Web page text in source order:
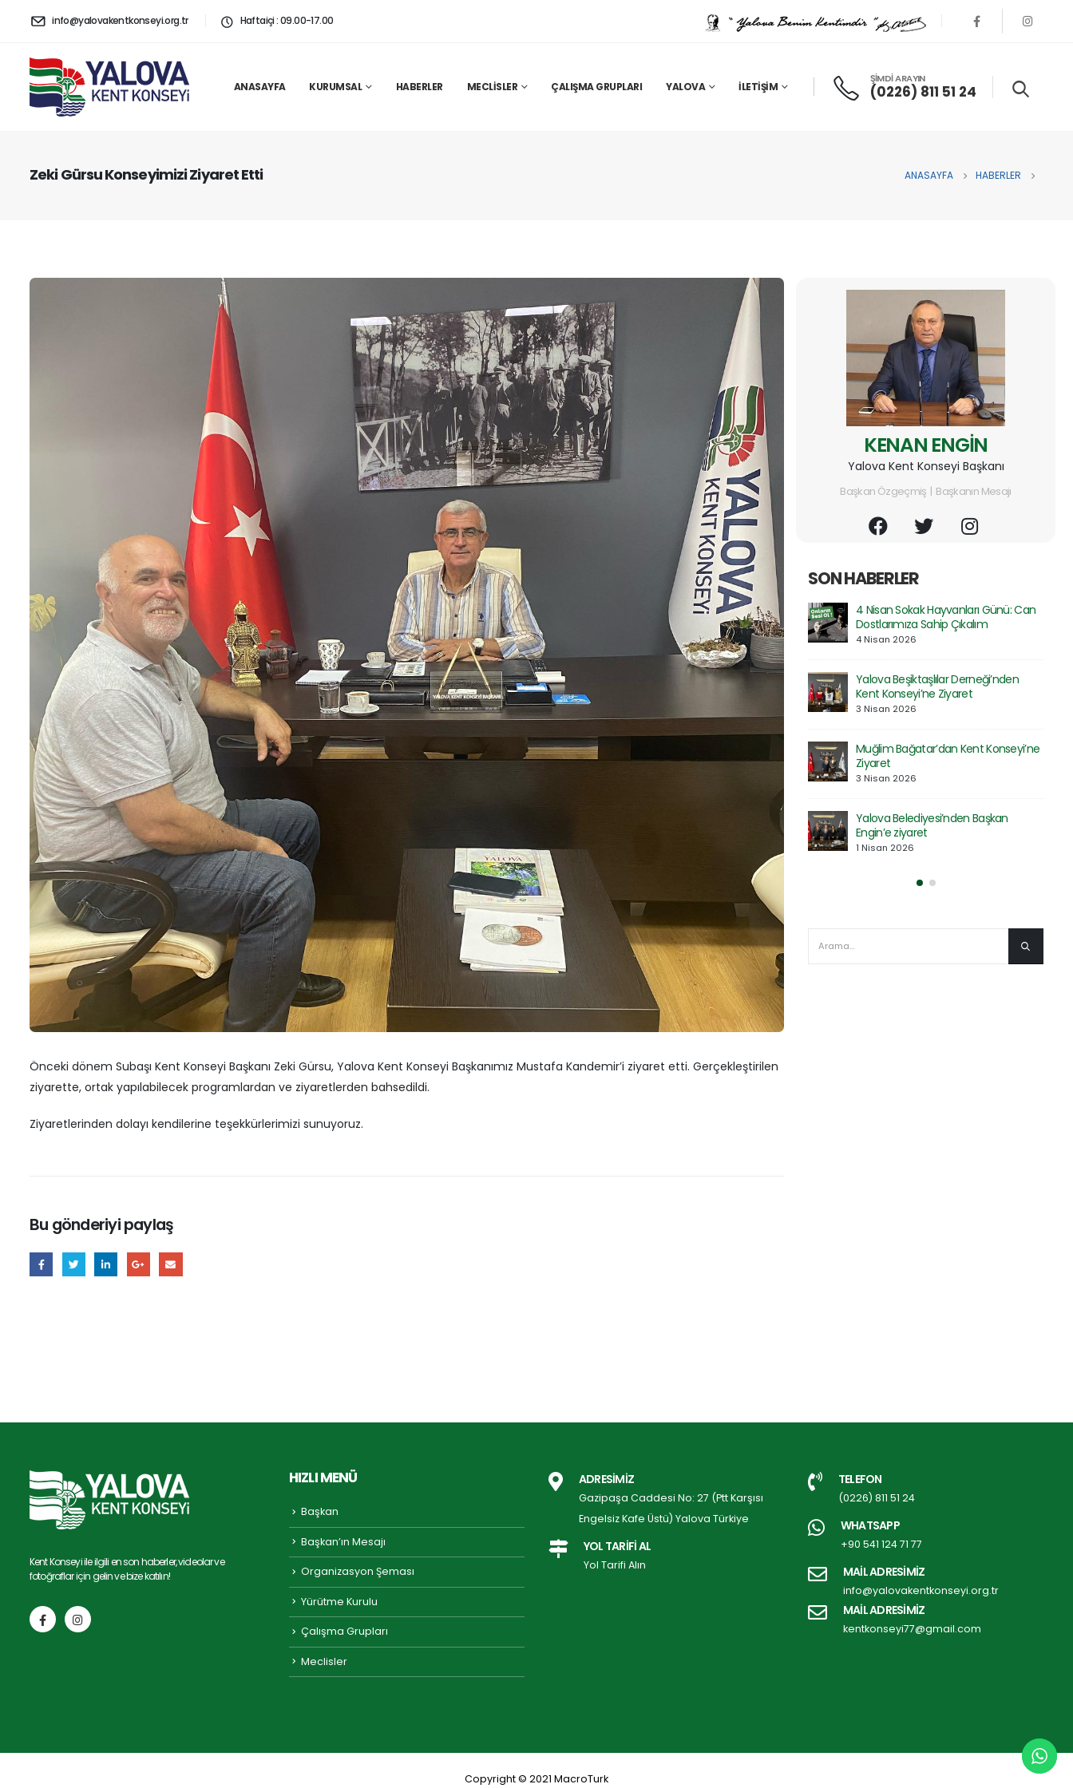
info@yalovakentkonseyi.org.tr Haftaiçi : 09.00-17.00
ANASAYFA KURUMSAL HABERLER MECLISLER ÇALIŞMA GRUPLARI YALOVA İLETIŞIM
ŞİMDİ ARAYIN
(0226) 811 51 24
Zeki Gürsu Konseyimizi Ziyaret Etti ANASAYFA HABERLER
Önceki dönem Subaşı Kent Konseyi Başkanı Zeki Gürsu, Yalova Kent Konseyi Başkanımız Mustafa Kandemir’i ziyaret etti. Gerçekleştirilen
ziyarette, ortak yapılabilecek programlardan ve ziyaretlerden bahsedildi.
Ziyaretlerinden dolayı kendilerine teşekkürlerimizi sunuyoruz.
Bu gönderiyi paylaş
KENAN ENGİN
Yalova Kent Konseyi Başkanı
Başkan Özgeçmiş | Başkanın Mesajı
SON HABERLER
4 Nisan Sokak Hayvanları Günü: Can
Dostlarımıza Sahip Çıkalım
4 Nisan 2026
Yalova Beşiktaşlılar Derneği’nden
Kent Konseyi’ne Ziyaret
3 Nisan 2026
Muğlim Bağatar’dan Kent Konseyi’ne
Ziyaret
3 Nisan 2026
Yalova Belediyesi’nden Başkan
Engin’e ziyaret
1 Nisan 2026
Prof. Dr. Serdar Geri’ye Rektör
Yardımcılığı Görevinde Hayırlı Olsun
Ziyareti
30 Mart 2026
Özel Atakent Hastanesi ile İndirim
Protokolü İmzalandı
30 Mart 2026
Saadet Partisi Heyetinden Kent
Atma Töreni Gerçekleştirildi
4 Nisan Sokak Hayvanları Günü: Can
Dostlarımıza Sahip Çıkalım
Yalova Beşiktaşlılar Derneği’nden
Muğlim Bağatar’dan Kent Konseyi’ne
Ziyaret
Prof. Dr. Serdar Geri’ye Rektör
Yardımcılığı Görevinde Hayırlı Olsun
Ziyareti
Özel Atakent Hastanesi ile İndirim
Protokolü İmzalandı
Saadet Partisi Heyetinden Kent
Konseyi’ne Ziyaret
Defne Ekolojik Orman Parkı’nın Temel
Atma Töreni Gerçekleştirildi
Kent Konseyi ile ilgili en son haberler, videolar ve
fotoğraflar için gelin ve bize katılın!
HIZLI MENÜ
Başkan
Başkan’ın Mesajı
Organizasyon Şeması
Yürütme Kurulu
Çalışma Grupları
Meclisler
ADRESİMİZ
Gazipaşa Caddesi No: 27 (Ptt Karşısı
Engelsiz Kafe Üstü) Yalova Türkiye
YOL TARİFİ AL
Yol Tarifi Alın
TELEFON
(0226) 811 51 24
WHATSAPP
+90 541 124 71 77
MAİL ADRESİMİZ
info@yalovakentkonseyi.org.tr
MAİL ADRESİMİZ
kentkonseyi77@gmail.com
Copyright © 2021 MacroTurk